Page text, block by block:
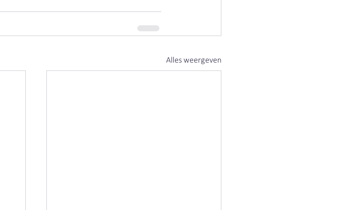
Alles weergeven